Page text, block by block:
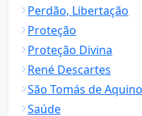
Perdão, Libertação
Proteção
Proteção Divina
René Descartes
São Tomás de Aquino
Saúde